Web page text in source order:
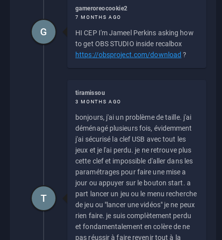
gameroreocookie2
7 MONTHS AGO
HI CEP I'm Jameel Perkins asking how
to get OBS STUDIO inside recalbox
https://obsproject.com/download ?
G
tiramissou
3 MONTHS AGO
bonjours, j'ai un problème de taille. j'ai
déménagé plusieurs fois, évidemment
j'ai sécurisé la clef USB avec tout les
jeux et je l'ai perdu. je ne retrouve plus
cette clef et impossible d'aller dans les
paramétrages pour faire une mise a
jour ou appuyer sur le bouton start. a
part lancer un jeu ou le menu recherche
de jeu ou "lancer une vidéos" je ne peux
rien faire. je suis complètement perdu
et fondamentalement en colère de ne
pas réussir à faire revenir tout à la
T